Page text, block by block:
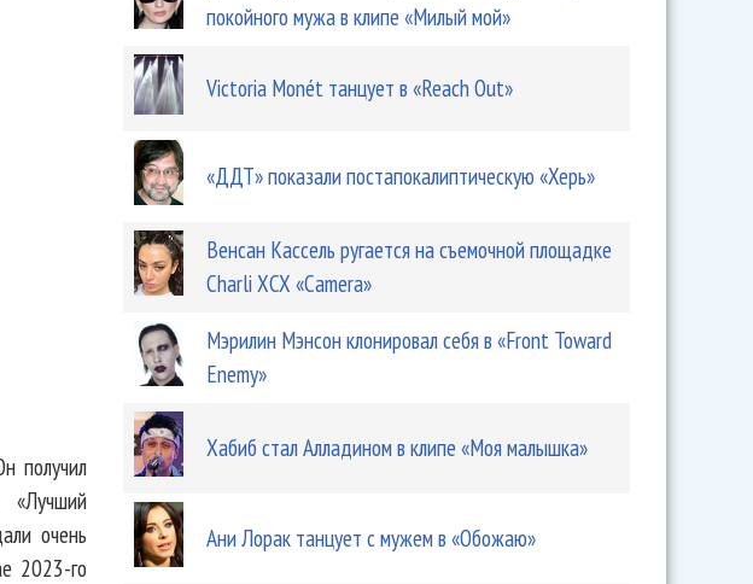
получил
«Лучший
очень
2023-го
покойного мужа в клипе «Милый мой»
Victoria Monét танцует в «Reach Out»
«ДДТ» показали постапокалиптическую «Херь»
Венсан Кассель ругается на съемочной площадке
Charli XCX «Camera»
Мэрилин Мэнсон клонировал себя в «Front Toward
Enemy»
Хабиб стал Алладином в клипе «Моя малышка»
Ани Лорак танцует с мужем в «Обожаю»